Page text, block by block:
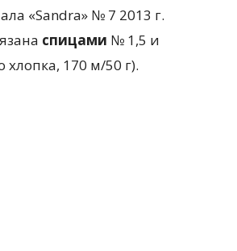
«Sandra» № 7 2013 г.
спицами № 1,5 и
170 м/50 г).